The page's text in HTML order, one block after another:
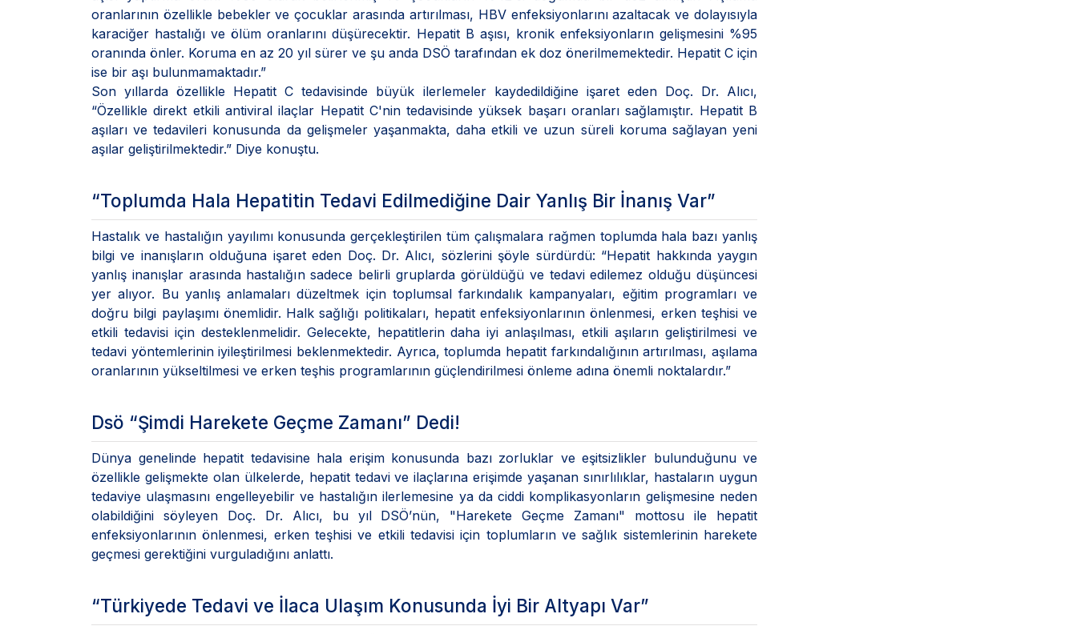
oranlarının özellikle bebekler ve çocuklar arasında artırılması, HBV enfeksiyonlarını azaltacak ve dolayısıyla
karaciğer hastalığı ve ölüm oranlarını düşürecektir. Hepatit B aşısı, kronik enfeksiyonların gelişmesini %95
oranında önler. Koruma en az 20 yıl sürer ve şu anda DSÖ tarafından ek doz önerilmemektedir. Hepatit C için
ise bir aşı bulunmamaktadır.”
Son yıllarda özellikle Hepatit C tedavisinde büyük ilerlemeler kaydedildiğine işaret eden Doç. Dr. Alıcı,
“Özellikle direkt etkili antiviral ilaçlar Hepatit C'nin tedavisinde yüksek başarı oranları sağlamıştır. Hepatit B
aşıları ve tedavileri konusunda da gelişmeler yaşanmakta, daha etkili ve uzun süreli koruma sağlayan yeni
aşılar geliştirilmektedir.” Diye konuştu.
“Toplumda Hala Hepatitin Tedavi Edilmediğine Dair Yanlış Bir İnanış Var”
Hastalık ve hastalığın yayılımı konusunda gerçekleştirilen tüm çalışmalara rağmen toplumda hala bazı yanlış
bilgi ve inanışların olduğuna işaret eden Doç. Dr. Alıcı, sözlerini şöyle sürdürdü: “Hepatit hakkında yaygın
yanlış inanışlar arasında hastalığın sadece belirli gruplarda görüldüğü ve tedavi edilemez olduğu düşüncesi
yer alıyor. Bu yanlış anlamaları düzeltmek için toplumsal farkındalık kampanyaları, eğitim programları ve
doğru bilgi paylaşımı önemlidir. Halk sağlığı politikaları, hepatit enfeksiyonlarının önlenmesi, erken teşhisi ve
etkili tedavisi için desteklenmelidir. Gelecekte, hepatitlerin daha iyi anlaşılması, etkili aşıların geliştirilmesi ve
tedavi yöntemlerinin iyileştirilmesi beklenmektedir. Ayrıca, toplumda hepatit farkındalığının artırılması, aşılama
oranlarının yükseltilmesi ve erken teşhis programlarının güçlendirilmesi önleme adına önemli noktalardır.”
Dsö “Şimdi Harekete Geçme Zamanı” Dedi!
Dünya genelinde hepatit tedavisine hala erişim konusunda bazı zorluklar ve eşitsizlikler bulunduğunu ve
özellikle gelişmekte olan ülkelerde, hepatit tedavi ve ilaçlarına erişimde yaşanan sınırlılıklar, hastaların uygun
tedaviye ulaşmasını engelleyebilir ve hastalığın ilerlemesine ya da ciddi komplikasyonların gelişmesine neden
olabildiğini söyleyen Doç. Dr. Alıcı, bu yıl DSÖ’nün, "Harekete Geçme Zamanı" mottosu ile hepatit
enfeksiyonlarının önlenmesi, erken teşhisi ve etkili tedavisi için toplumların ve sağlık sistemlerinin harekete
geçmesi gerektiğini vurguladığını anlattı.
“Türkiyede Tedavi ve İlaca Ulaşım Konusunda İyi Bir Altyapı Var”